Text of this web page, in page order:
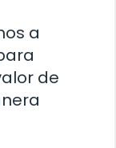
a
de